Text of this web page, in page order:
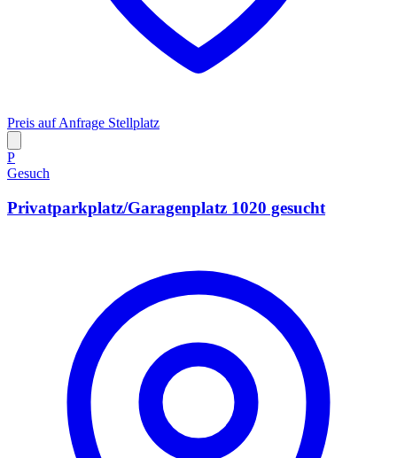
Preis auf Anfrage Stellplatz
P
Gesuch
Privatparkplatz/Garagenplatz 1020 gesucht